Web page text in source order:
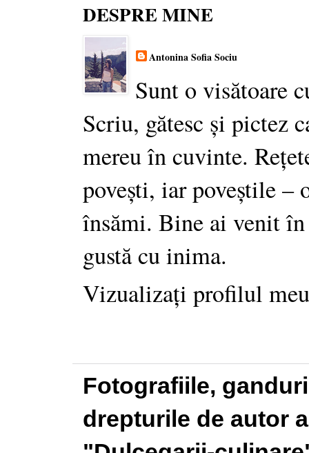
DESPRE MINE
Antonina Sofia Sociu
Sunt o visătoare
Scriu, gătesc și pictez
mereu în cuvinte.
povești, iar poveștile –
însămi. Bine ai venit
gustă cu inima.
Vizualizați profilul
Fotografiile,
drepturile de autor